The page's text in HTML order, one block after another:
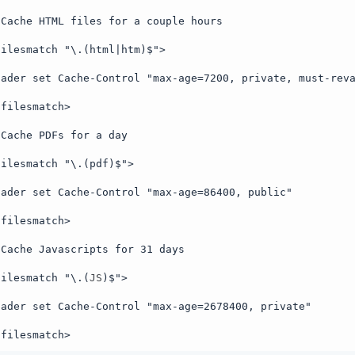
HTML files for a couple hours
"\.(html|htm)$">
set Cache-Control "max-age=7200, private, must-
PDFs for a day
"\.(pdf)$">
set Cache-Control "max-age=86400, public"
Javascripts for 31 days
"\.(
JS )$">
set Cache-Control "max-age=2678400, private"